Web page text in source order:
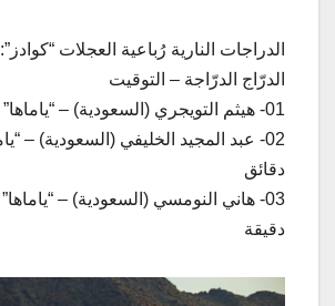
الدراجات النارية رُباعية العجلات “كوادز”:
الدرّاج الدرّاجة – التوقيت
01- هيثم التويجري (السعودية) – “ياماها” – 8:01.9 دقائق
دقائق
دقيقة